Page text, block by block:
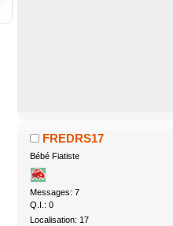
FREDRS17
Bébé Fiatiste
Messages: 7
Q.I.: 0
Localisation: 17